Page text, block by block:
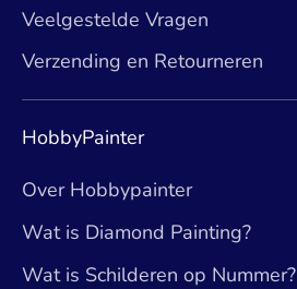
Veelgestelde Vragen
Verzending en Retourneren
HobbyPainter
Over Hobbypainter
Wat is Diamond Painting?
Wat is Schilderen op Nummer?